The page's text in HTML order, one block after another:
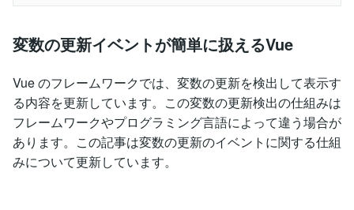
変数の更新イベントが簡単に扱えるVue
Vue のフレームワークでは、変数の更新を検出して表示す
る内容を更新しています。この変数の更新検出の仕組みは
フレームワークやプログラミング言語によって違う場合が
あります。この記事は変数の更新のイベントに関する仕組
みについて更新しています。